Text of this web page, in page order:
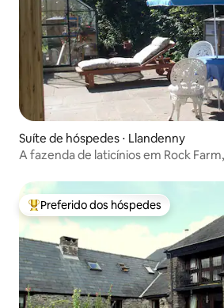
Suíte de hóspedes ⋅ Llandenny
A fazenda de laticínios em Rock
Entre os melhores preferidos dos
Preferido dos hóspedes